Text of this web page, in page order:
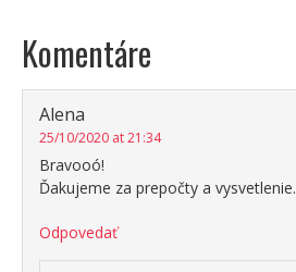
Komentáre
Alena
25/10/2020 at 21:34
Bravooó!
Ďakujeme za prepočty a vysvetlenie.
Odpovedať